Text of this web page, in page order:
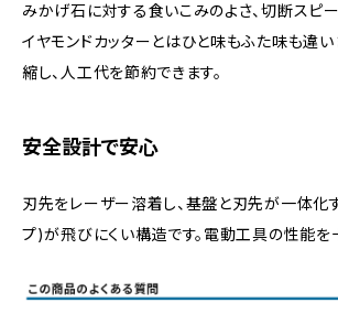
みかげ石に対する食いこみのよさ、切断スピ
イヤモンドカッターとはひと味もふた味も違い
縮し、人工代を節約できます。
安全設計で安心
刃先をレーザー溶着し、基盤と刃先が一体化
プ)が飛びにくい構造です。電動工具の性能を